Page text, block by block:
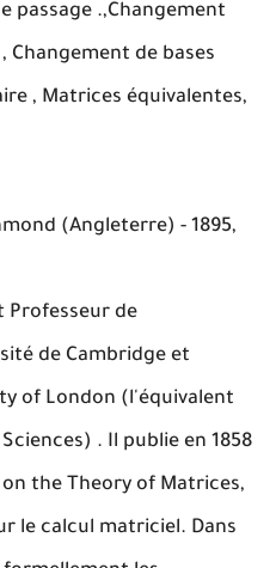
passage .,Changement
Changement de bases
, Matrices équivalentes,
(Angleterre) - 1895,
Professeur de
de Cambridge et
of London (l'équivalent
. Il publie en 1858
the Theory of Matrices,
le calcul matriciel. Dans